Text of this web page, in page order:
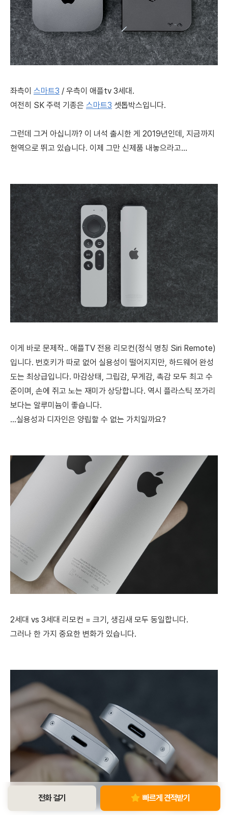
좌측이 스마트3 / 우측이 애플tv 3세대.
여전히 SK 주력 기종은 스마트3 셋톱박스입니다.
그런데 그거 아십니까? 이 녀석 출시한 게 2019년인데, 지금까지
현역으로 뛰고 있습니다. 이제 그만 신제품 내놓으라고...
이게 바로 문제작.. 애플TV 전용 리모컨(정식 명칭 Siri Remote)
입니다. 번호키가 따로 없어 실용성이 떨어지지만, 하드웨어 완성
도는 최상급입니다. 마감상태, 그립감, 무게감, 촉감 모두 최고 수
준이며, 손에 쥐고 노는 재미가 상당합니다. 역시 플라스틱 쪼가리
보다는 알루미늄이 좋습니다.
...실용성과 디자인은 양립할 수 없는 가치일까요?
2세대 vs 3세대 리모컨 = 크기, 생김새 모두 동일합니다.
그러나 한 가지 중요한 변화가 있습니다.
전화 걸기 빠르게 견적받기